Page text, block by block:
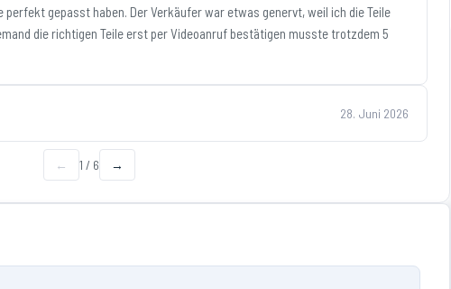
gepasst haben. Der Verkäufer war etwas genervt, weil ich die Teile
die richtigen Teile erst per Videoanruf bestätigen musste trotzdem 5
28. Juni 2026
← 1 / 6 →